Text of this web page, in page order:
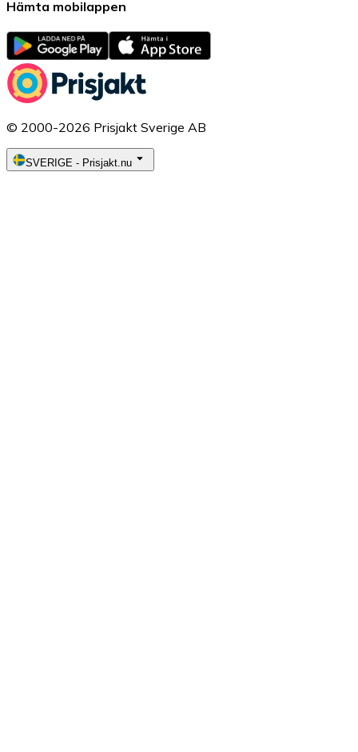
Hämta mobilappen
© 2000-2026 Prisjakt Sverige AB
SVERIGE - Prisjakt.nu